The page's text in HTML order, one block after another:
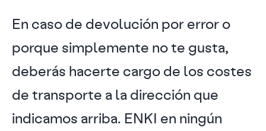
En caso de devolución por error o
porque simplemente no te gusta,
deberás hacerte cargo de los costes
de transporte a la dirección que
indicamos arriba. ENKI en ningún